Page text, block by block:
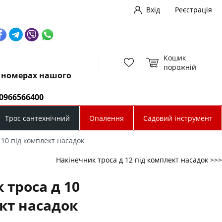
Вхід Реєстрація
номерах нашого
Кошик
порожній
Трос сантехнічний Опалення Садовий інструмент
під комплект насадок
Накінечник троса д 12 під комплект насадок >>>
д 10
насадок